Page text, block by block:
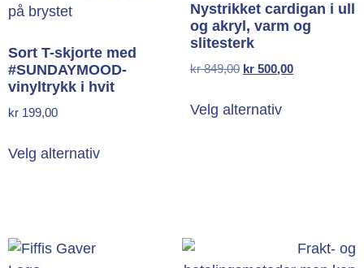
Sort T-skjorte med
#SUNDAYMOOD-
vinyltrykk i hvit
kr 199,00
Velg alternativ
Nystrikket cardigan i ull
og akryl, varm og
slitesterk
kr849,00 kr 500,00
Velg alternativ